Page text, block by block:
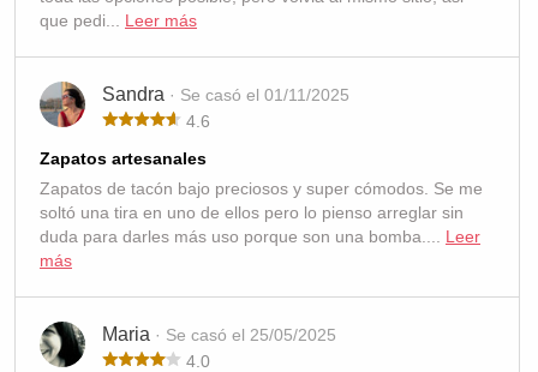
que pedi... Leer más
Sandra · Se casó el 01/11/2025
4.6
Zapatos artesanales
Zapatos de tacón bajo preciosos y super cómodos. Se me
soltó una tira en uno de ellos pero lo pienso arreglar sin
duda para darles más uso porque son una bomba.... Leer
más
Maria · Se casó el 25/05/2025
4.0